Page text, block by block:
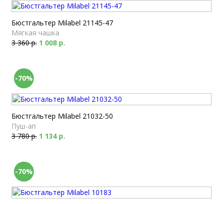
Бюстгальтер Milabel 21145-47
Мягкая чашка
3 360 р. 1 008 р.
-70%
Бюстгальтер Milabel 21032-50
Пуш-ап
3 780 р. 1 134 р.
-70%